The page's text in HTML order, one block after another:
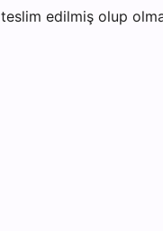
edilmiş olup